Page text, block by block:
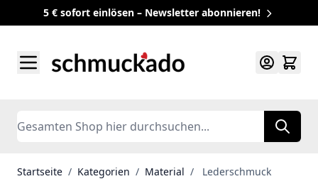
5 € sofort einlösen – Newsletter abonnieren!
Search
Startseite / Kategorien / Material / Lederschmuck